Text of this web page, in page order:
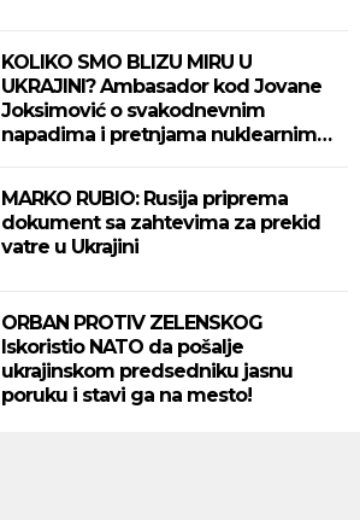
KOLIKO SMO BLIZU MIRU U
UKRAJINI? Ambasador kod Jovane
Joksimović o svakodnevnim
napadima i pretnjama nuklearnim
MARKO RUBIO: Rusija priprema
dokument sa zahtevima za prekid
vatre u Ukrajini
ORBAN PROTIV ZELENSKOG
Iskoristio NATO da pošalje
ukrajinskom predsedniku jasnu
poruku i stavi ga na mesto!